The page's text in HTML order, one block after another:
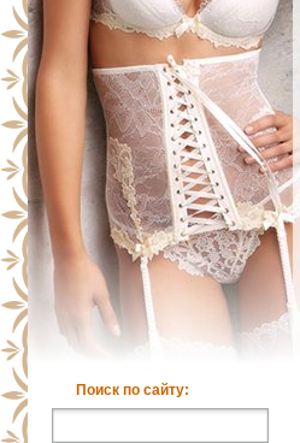
Поиск по сайту: